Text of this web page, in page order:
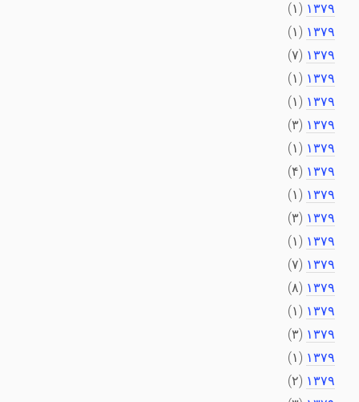
۱۳۷۹ (۱)
۱۳۷۹ (۱)
۱۳۷۹ (۷)
۱۳۷۹ (۱)
۱۳۷۹ (۱)
۱۳۷۹ (۳)
۱۳۷۹ (۱)
۱۳۷۹ (۴)
۱۳۷۹ (۱)
۱۳۷۹ (۳)
۱۳۷۹ (۱)
۱۳۷۹ (۷)
۱۳۷۹ (۸)
۱۳۷۹ (۱)
۱۳۷۹ (۳)
۱۳۷۹ (۱)
۱۳۷۹ (۲)